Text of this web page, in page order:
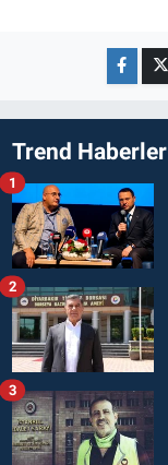
Trend Haberler
1
2
3